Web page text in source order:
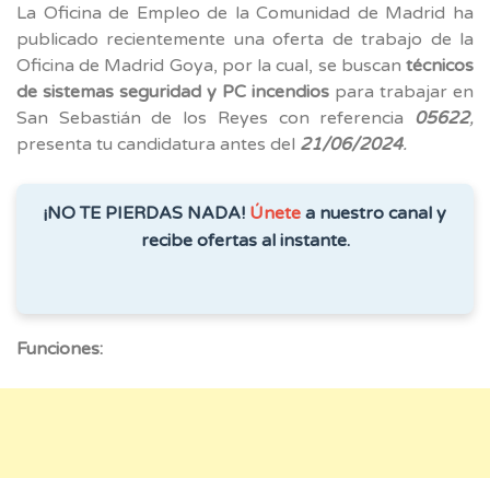
La Oficina de Empleo de la Comunidad de Madrid ha
publicado recientemente una oferta de trabajo de la
Oficina de Madrid Goya, por la cual, se buscan técnicos
de sistemas seguridad y PC incendios para trabajar en
San Sebastián de los Reyes con referencia 05622,
presenta tu candidatura antes del 21/06/2024.
¡NO TE PIERDAS NADA! Únete a nuestro canal y
recibe ofertas al instante.
Funciones: